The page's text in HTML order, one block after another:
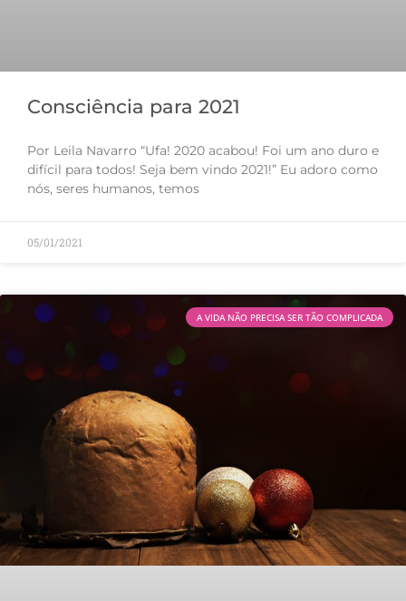
Consciência para 2021
Por Leila Navarro “Ufa! 2020 acabou! Foi um ano duro e
difícil para todos! Seja bem vindo 2021!” Eu adoro como
nós, seres humanos, temos
05/01/2021
A VIDA NÃO PRECISA SER TÃO COMPLICADA